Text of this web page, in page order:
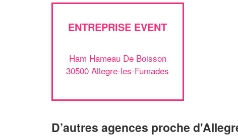
ENTREPRISE EVENT
Ham Hameau De Boisson
30500 Allegre-les-Fumades
D’autres agences proche